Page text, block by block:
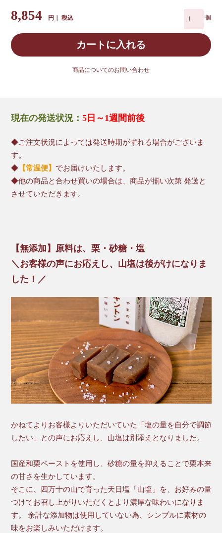
8,854 税込
カートに入れる
商品についてのお問い合わせ
現在の発送状況： 5日～1週間前後
◆ご注文状況によっては発送時期がずれる場合がございま
す。
◆【常温便】 でお届けいたします。
◆他の商品と合わせ買いの場合は、商品が揃い次第 発送と
させていただきます。
【無添加】原料は、栗・砂糖・塩
＼お客様の声にお応えし、山塩は後がけになりま
した！／
かねてよりお客様よりいただいていた「塩の量を自分で調節
したい」との声にお応えし、山塩は別添えとなりました。
国産和栗ペーストを使用し、砂糖の量を抑えることで栗本来
の甘さを生かしています。
そこに、四万十の山で育った天日塩「山塩」を、お好みの量
つけてお召し上がりいただくとより濃厚な味わいになりま
す。 余計な添加物は使用していない為、シンプルに素材の
味をお楽しみいただけます。